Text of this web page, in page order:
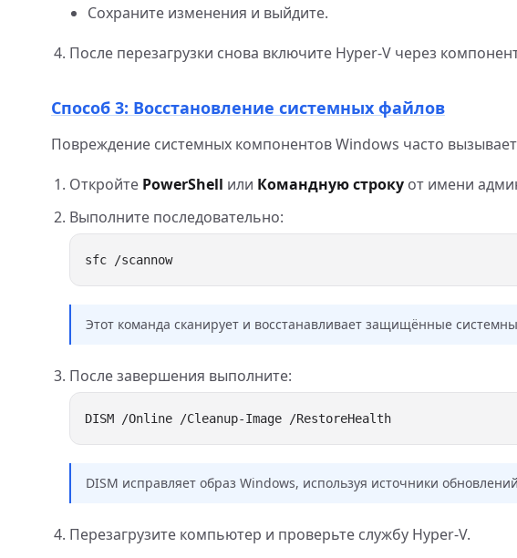
Сохраните изменения и выйдите.
После перезагрузки снова включите Hyper-V через
Способ 3: Восстановление системных файлов
Повреждение системных компонентов Windows часто
Откройте PowerShell или Командную строку от имени
Выполните последовательно:
Этот команда сканирует и восстанавливает защищённые
После завершения выполните:
DISM исправляет образ Windows, используя источники
Перезагрузите компьютер и проверьте службу Hyper-V.